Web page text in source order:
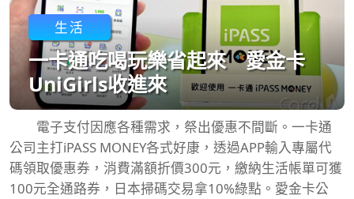
生活
一卡通吃喝玩樂省起來 愛金卡
UniGirls收進來
電子支付因應各種需求，祭出優惠不間斷。一卡通
公司主打iPASS MONEY各式好康，透過APP輸入專屬代
碼領取優惠券，消費滿額折價300元，繳納生活帳單可獲
100元全通路券，日本掃碼交易拿10%綠點。愛金卡公